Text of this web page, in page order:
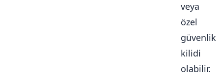
veya
özel
güvenlik
kilidi
olabilir.